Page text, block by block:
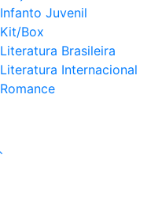
Infanto Juvenil
Kit/Box
Literatura Brasileira
Literatura Internacional
Romance